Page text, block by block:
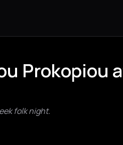
Prokopiou
folk night.